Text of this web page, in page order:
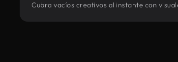
Cubra vacíos creativos al instante con